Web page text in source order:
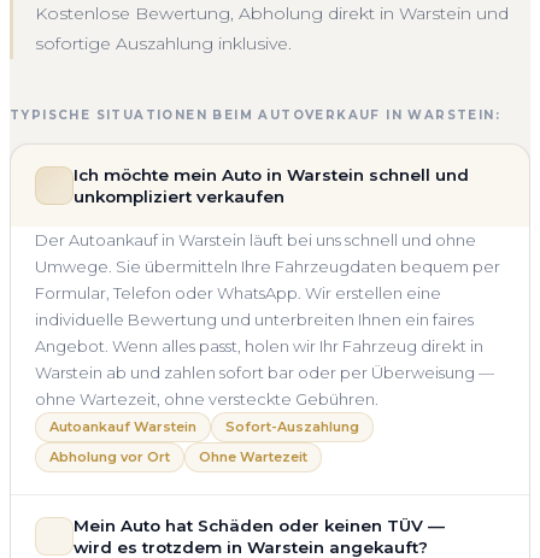
Kostenlose Bewertung, Abholung direkt in Warstein und
sofortige Auszahlung inklusive.
TYPISCHE SITUATIONEN BEIM AUTOVERKAUF IN WARSTEIN:
Ich möchte mein Auto in Warstein schnell und
unkompliziert verkaufen
Der Autoankauf in Warstein läuft bei uns schnell und ohne
Umwege. Sie übermitteln Ihre Fahrzeugdaten bequem per
Formular, Telefon oder WhatsApp. Wir erstellen eine
individuelle Bewertung und unterbreiten Ihnen ein faires
Angebot. Wenn alles passt, holen wir Ihr Fahrzeug direkt in
Warstein ab und zahlen sofort bar oder per Überweisung —
ohne Wartezeit, ohne versteckte Gebühren.
Autoankauf Warstein
Sofort-Auszahlung
Abholung vor Ort
Ohne Wartezeit
Mein Auto hat Schäden oder keinen TÜV —
wird es trotzdem in Warstein angekauft?